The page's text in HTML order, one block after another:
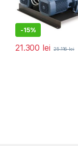
-15%
21.300 lei 25.116lei